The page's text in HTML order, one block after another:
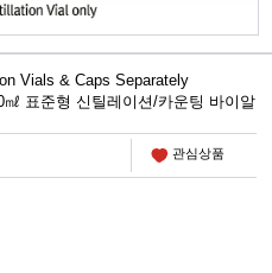
Vials & Caps Separately
표준형 신틸레이션/카운팅 바이알
관심상품